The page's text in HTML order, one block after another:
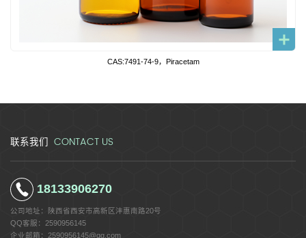
CAS:7491-74-9，Piracetam
联系我们 CONTACT US
18133906270
公司地址：
陕西省西安市高新区沣惠南路20号
QQ客服： 2590956145
企业邮箱： 2590956145@qq.com